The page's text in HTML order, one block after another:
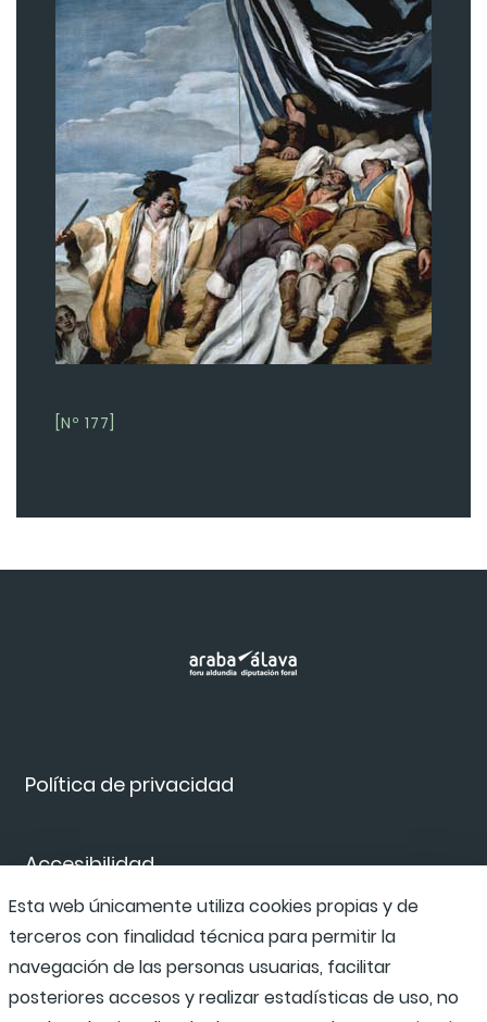
[Nº 177]
Política de privacidad
Accesibilidad
Canal de denuncias
Esta web únicamente utiliza cookies propias y de
terceros con finalidad técnica para permitir la
navegación de las personas usuarias, facilitar
posteriores accesos y realizar estadísticas de uso, no